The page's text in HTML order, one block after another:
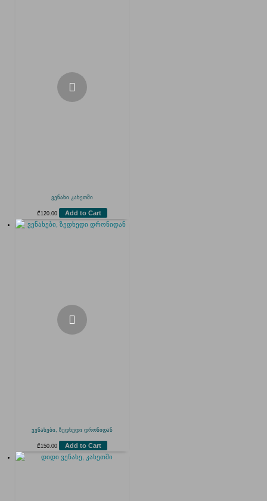
ვენახი კახეთში
₾ 120.00 Add to Cart
ვენახები, ზედხედი დრონიდან
₾ 150.00 Add to Cart